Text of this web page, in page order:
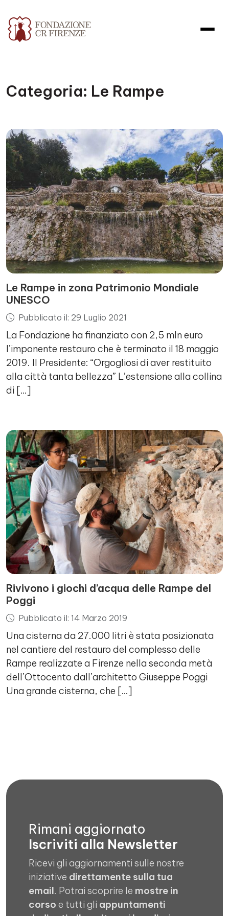
Categoria: Le Rampe
Le Rampe in zona Patrimonio Mondiale
UNESCO
Pubblicato il: 29 Luglio 2021
La Fondazione ha finanziato con 2,5 mln euro
l’imponente restauro che è terminato il 18 maggio
2019. Il Presidente: “Orgogliosi di aver restituito
alla città tanta bellezza” L’estensione alla collina
di […]
Rivivono i giochi d’acqua delle Rampe del
Poggi
Pubblicato il: 14 Marzo 2019
Una cisterna da 27.000 litri è stata posizionata
nel cantiere del restauro del complesso delle
Rampe realizzate a Firenze nella seconda metà
dell’Ottocento dall’architetto Giuseppe Poggi
Una grande cisterna, che […]
Rimani aggiornato
Iscriviti alla Newsletter
Ricevi gli aggiornamenti sulle nostre
iniziative direttamente sulla tua
email. Potrai scoprire le mostre in
corso e tutti gli appuntamenti